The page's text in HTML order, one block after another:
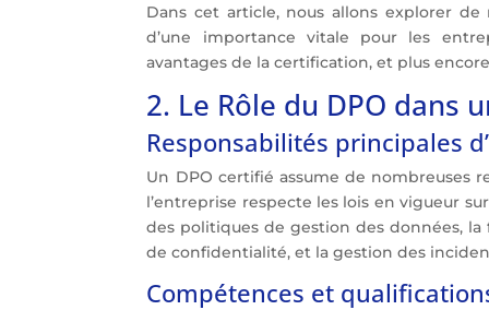
Dans cet article, nous allons explorer
d’une importance vitale pour les
avantages de la certification, et plus
2. Le Rôle du DPO dans
Responsabilités principales
Un DPO certifié assume de nombreuses
l’entreprise respecte les lois en vigueur
des politiques de gestion des données,
de confidentialité, et la gestion des
Compétences et